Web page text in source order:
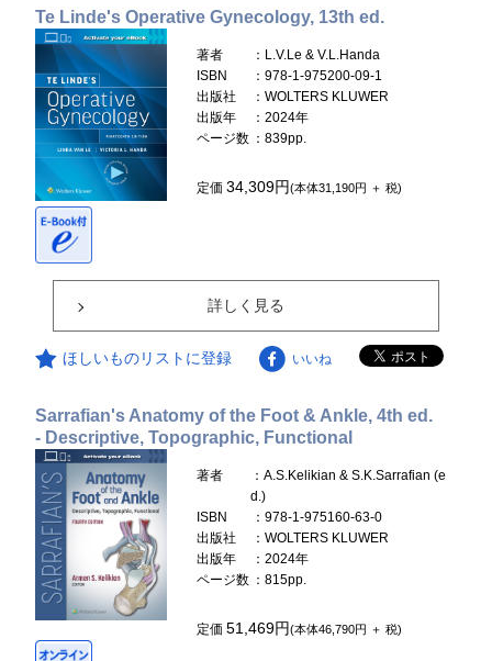
Te Linde's Operative Gynecology, 13th ed.
著者
：L.V.Le & V.L.Handa
ISBN
：978-1-975200-09-1
出版社
：WOLTERS KLUWER
出版年
：2024年
ページ数 ：839pp.
定価34,309円(本体31,190円 ＋ 税)
詳しく見る
ほしいものリストに登録 いいね
Sarrafian's Anatomy of the Foot & Ankle, 4th ed.
- Descriptive, Topographic, Functional
著者
：A.S.Kelikian & S.K.Sarrafian (e
d.)
ISBN
：978-1-975160-63-0
出版社
：WOLTERS KLUWER
出版年
：2024年
ページ数 ：815pp.
定価51,469円(本体46,790円 ＋ 税)